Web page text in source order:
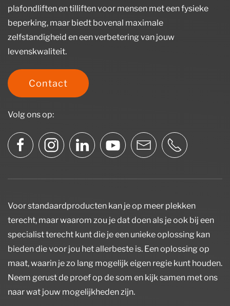
plafondliften en tilliften voor mensen met een fysieke
beperking, maar biedt bovenal maximale
zelfstandigheid en een verbetering van jouw
levenskwaliteit.
Contact
Volg ons op:
Voor standaardproducten kan je op meer plekken
terecht, maar waarom zou je dat doen als je ook bij een
specialist terecht kunt die je een unieke oplossing kan
bieden die voor jou het allerbeste is. Een oplossing op
maat, waarin je zo lang mogelijk eigen regie kunt houden.
Neem gerust de proef op de som en kijk samen met ons
naar wat jouw mogelijkheden zijn.